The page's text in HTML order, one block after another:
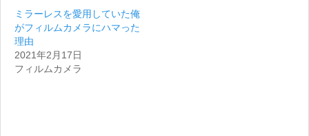
ミラーレスを愛用していた俺
がフィルムカメラにハマった
理由
2021年2月17日
フィルムカメラ